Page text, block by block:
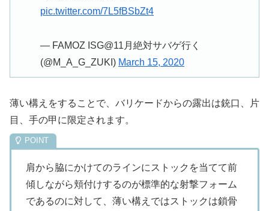
pic.twitter.com/7L5fBSbZt4
— FAMOZ ISG@11月絶対サバゲ行く
(@M_A_G_ZUKI) March 15, 2020
薄い構えをすることで、バリケードからの露出は銃口、片
目、手の甲に限定されます。
肩から脇にかけてのラインにストックを当てて前
傾しながら頬付けするのが標準的な射撃フォーム
であるのに対して、薄い構えではストックは鎖骨